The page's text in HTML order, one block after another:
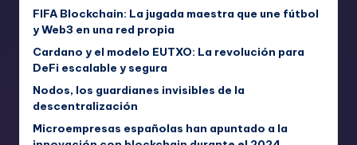
FIFA Blockchain: La jugada maestra que une fútbol
y Web3 en una red propia
Cardano y el modelo EUTXO: La revolución para
DeFi escalable y segura
Nodos, los guardianes invisibles de la
descentralización
Microempresas españolas han apuntado a la